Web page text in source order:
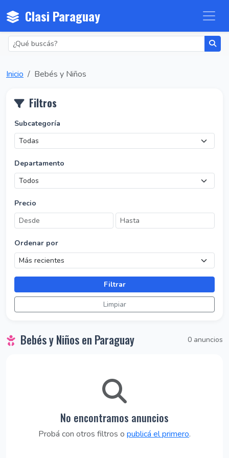
Clasi Paraguay
Inicio Bebés y Niños
Filtros
Subcategoría
Departamento
Precio
Ordenar por
Filtrar
Limpiar
Bebés y Niños en Paraguay 0 anuncios
No encontramos anuncios
Probá con otros filtros o publicá el primero.